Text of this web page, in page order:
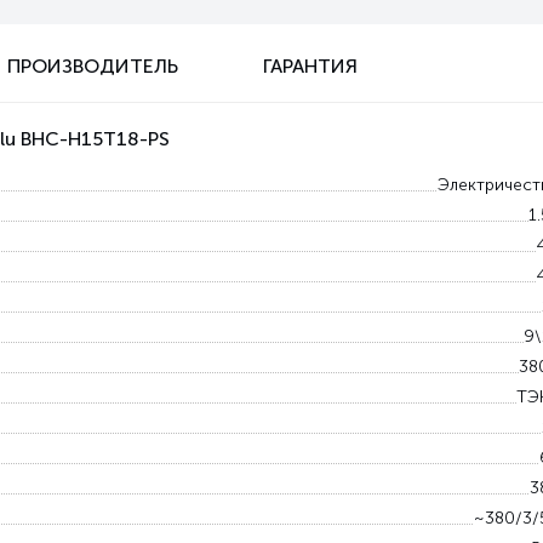
ПРОИЗВОДИТЕЛЬ ГАРАНТИЯ
BHC-H15T18-PS
~380/3/